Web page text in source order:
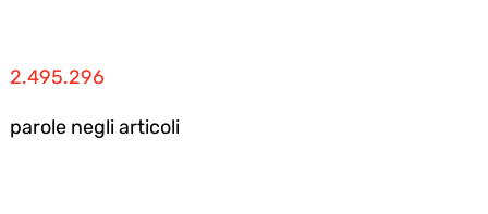
2.495.296
parole negli articoli